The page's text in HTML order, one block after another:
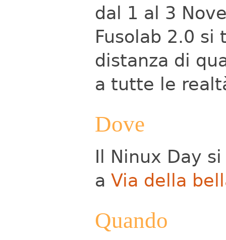
dal 1 al 3
Fusolab 2.0 si
distanza di
a tutte le
Dove
Il Ninux Day
a Via della
Quando